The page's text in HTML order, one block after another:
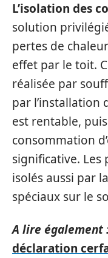
L’isolation des
solution
pertes de
effet par le toit.
réalisée par
par l’installation
est rentable,
consommation
significative. Les
isolés aussi par
spéciaux sur le
A lire également
déclaration